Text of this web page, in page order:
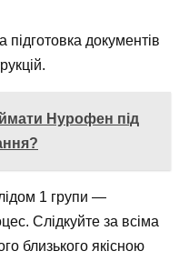
документів
Нурофен під
1 групи —
Слідкуйте за всіма
близького якісною